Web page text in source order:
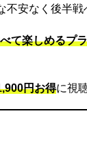
安なく後半戦
て楽しめるプ
円お得に視